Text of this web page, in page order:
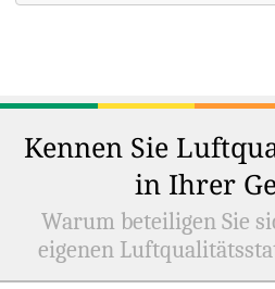
Kennen Sie
in Ihrer
Warum beteiligen Sie
eigenen